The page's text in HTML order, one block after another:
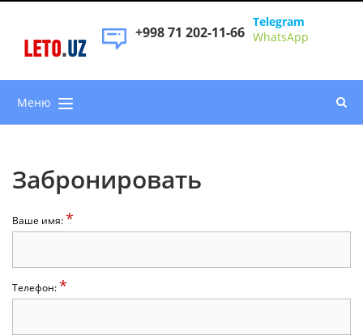
LETO.UZ
+998 71 202-11-66
Telegram
WhatsApp
Меню
Забронировать
Ваше имя:*
Телефон:*